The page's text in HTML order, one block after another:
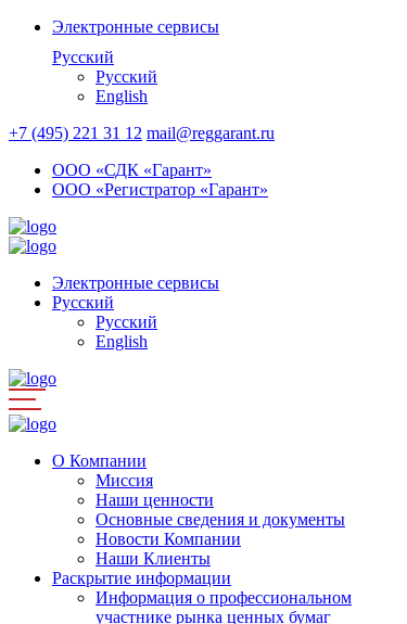
Электронные сервисы
Русский
Русский
English
+7 (495) 221 31 12 mail@reggarant.ru
ООО «СДК «Гарант»
ООО «Регистратор «Гарант»
Электронные сервисы
Русский
Русский
English
О Компании
Миссия
Наши ценности
Основные сведения и документы
Новости Компании
Наши Клиенты
Раскрытие информации
Информация о профессиональном
участнике рынка ценных бумаг